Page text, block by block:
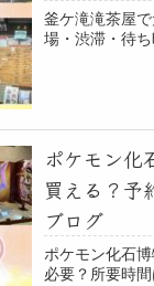
釜ケ滝滝茶屋
場・渋滞・待
ポケモン化
買える？予
ブログ
ポケモン化石
必要？所要時